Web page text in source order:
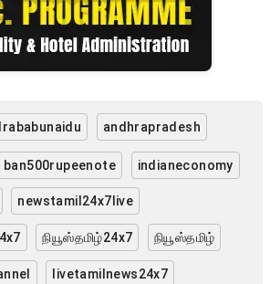
andhrapradesh
ban500rupeenote indianeconomy
newstamil24x7live
நியூஸ்தமிழ்24x7 நியூஸ்தமிழ்
livetamilnews24x7